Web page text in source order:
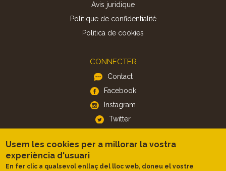
Avis juridique
Politique de confidentialité
Politica de cookies
CONNECTER
Contact
Facebook
Instagram
Twitter
APP
iOS
Usem les cookies per a millorar la vostra
experiència d'usuari
En fer clic a qualsevol enllaç del lloc web, doneu el vostre